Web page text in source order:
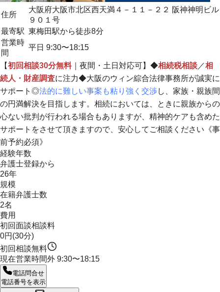
住所
大阪府大阪市北区西天満４－１１－２２ 阪神神明ビル
９０１号
最寄駅 東梅田駅から徒歩8分
営業時
間
平日 9:30〜18:15
【初回相談30分無料｜夜間・土日対応可】◆相続税相談 ／相
続人・財産調査に注力◆大阪のウィン綜合法律事務所が誠実に
サポート◎法的に難しい事案も粘り強く交渉し、家族・親族間
の円満解決を目指します。相続においては、ときに親族からの
心ない批判が行われる場合もありますが、精神的ケアも含めた
サポートをさせて頂きますので、安心してご相談ください《事
前予約必須》
経験年数
弁護士登録から
26年
規模
在籍弁護士数
2名
費用
初回面談相談料
0円(30分)
初回相談無料
現在営業時間外 9:30〜18:15
電話問合せ
電話番号を表示